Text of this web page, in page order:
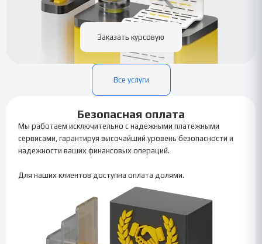
Заказать курсовую
Все услуги
Безопасная оплата
Мы работаем исключительно с надежными платежными
сервисами, гарантируя высочайший уровень безопасности и
надежности ваших финансовых операций.
Для наших клиентов доступна оплата долями.